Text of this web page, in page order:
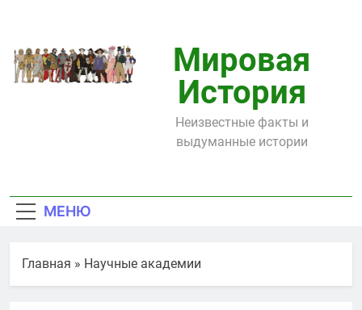
содержимому
Мировая
История
Неизвестные факты и
выдуманные истории
МЕНЮ
Главная » Научные академии